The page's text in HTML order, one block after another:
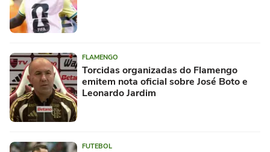
FLAMENGO
Torcidas organizadas do Flamengo
emitem nota oficial sobre José Boto e
Leonardo Jardim
FUTEBOL